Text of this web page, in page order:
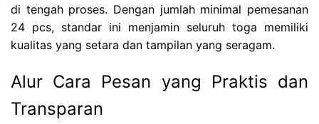
di tengah proses. Dengan jumlah minimal pemesanan
24 pcs, standar ini menjamin seluruh toga memiliki
kualitas yang setara dan tampilan yang seragam.
Alur Cara Pesan yang Praktis dan
Transparan